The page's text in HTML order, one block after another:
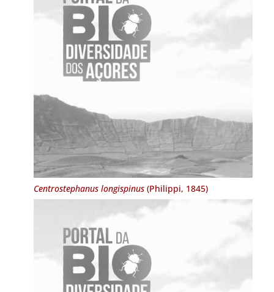
Centrostephanus longispinus(Philippi, 1845)